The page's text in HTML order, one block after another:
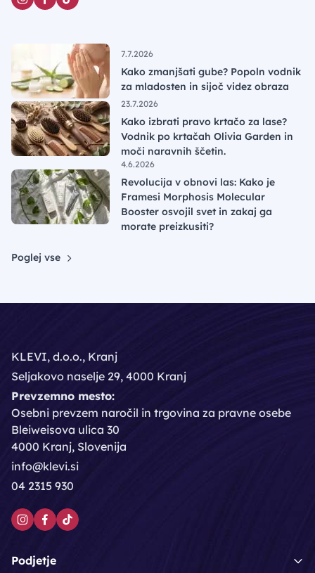
7.7.2026
Kako zmanjšati gube? Popoln vodnik
za mladosten in sijoč videz obraza
23.7.2026
Kako izbrati pravo krtačo za lase?
Vodnik po krtačah Olivia Garden in
moči naravnih ščetin.
4.6.2026
Revolucija v obnovi las: Kako je
Framesi Morphosis Molecular
Booster osvojil svet in zakaj ga
morate preizkusiti?
Poglej vse
KLEVI, d.o.o., Kranj
Seljakovo naselje 29, 4000 Kranj
Prevzemno mesto:
Osebni prevzem naročil in trgovina za pravne osebe
Bleiweisova ulica 30
4000 Kranj, Slovenija
info@klevi.si
04 2315 930
Podjetje